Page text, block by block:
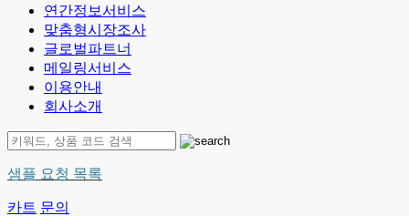
연간정보서비스
맞춤형시장조사
글로벌파트너
메일링서비스
이용안내
회사소개
샘플 요청 목록
카트 문의